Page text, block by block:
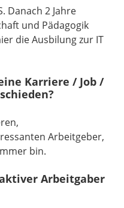
Danach 2 Jahre
und Pädagogik
die Ausbilung zur IT
Karriere / Job /
Arbeitgeber,
bin.
Arbeitgaber